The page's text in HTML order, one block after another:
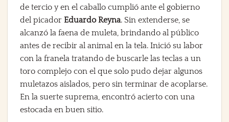
de tercio y en el caballo cumplió ante el gobierno
del picador Eduardo Reyna. Sin extenderse, se
alcanzó la faena de muleta, brindando al público
antes de recibir al animal en la tela. Inició su labor
con la franela tratando de buscarle las teclas a un
toro complejo con el que solo pudo dejar algunos
muletazos aislados, pero sin terminar de acoplarse.
En la suerte suprema, encontró acierto con una
estocada en buen sitio.